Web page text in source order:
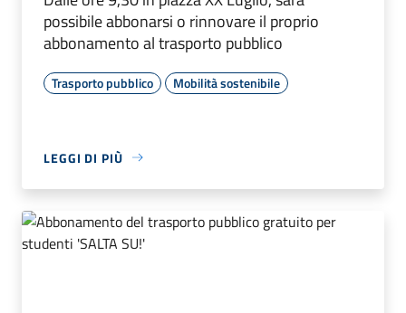
possibile abbonarsi o rinnovare il proprio
abbonamento al trasporto pubblico
Trasporto pubblico Mobilità sostenibile
LEGGI DI PIÙ